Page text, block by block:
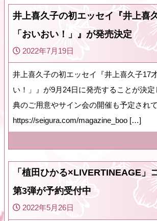
井上喜久子の初エッセイ『井上喜
「おいおい！」』が発売決定
2022年7月19日
井上喜久子の初エッセイ『井上喜久子17
い！」』が9月24日に発売することが決
典のご用意やサイン会の開催も予定されて
https://seigura.com/magazine_boo […]
「植田ひかる×LIVERTINEAGE」
第3弾が予約受付中
2022年5月26日